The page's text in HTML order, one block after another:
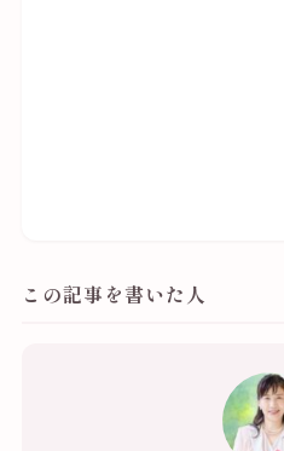
この記事を書いた人